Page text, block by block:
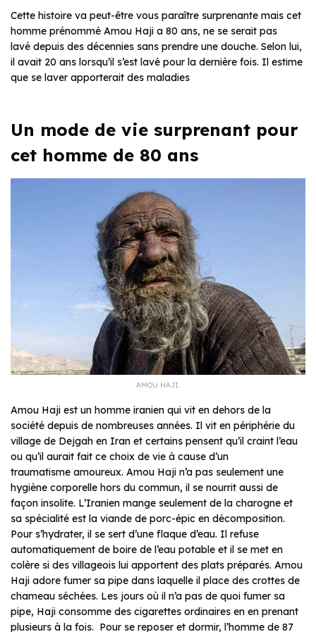
Cette histoire va peut-être vous paraître surprenante mais cet
homme prénommé Amou Haji a 80 ans, ne se serait pas
lavé depuis des décennies sans prendre une douche. Selon lui,
il avait 20 ans lorsqu’il s’est lavé pour la dernière fois. Il estime
que se laver apporterait des maladies
Un mode de vie surprenant pour
cet homme de 80 ans
AMOU HAJI.
Amou Haji est un homme iranien qui vit en dehors de la
société depuis de nombreuses années. Il vit en périphérie du
village de Dejgah en Iran et certains pensent qu’il craint l’eau
ou qu’il aurait fait ce choix de vie à cause d’un
traumatisme amoureux. Amou Haji n’a pas seulement une
hygiène corporelle hors du commun, il se nourrit aussi de
façon insolite. L’Iranien mange seulement de la charogne et
sa spécialité est la viande de porc-épic en décomposition.
Pour s’hydrater, il se sert d’une flaque d’eau. Il refuse
automatiquement de boire de l’eau potable et il se met en
colère si des villageois lui apportent des plats préparés. Amou
Haji adore fumer sa pipe dans laquelle il place des crottes de
chameau séchées. Les jours où il n’a pas de quoi fumer sa
pipe, Haji consomme des cigarettes ordinaires en en prenant
plusieurs à la fois. Pour se reposer et dormir, l’homme de 87